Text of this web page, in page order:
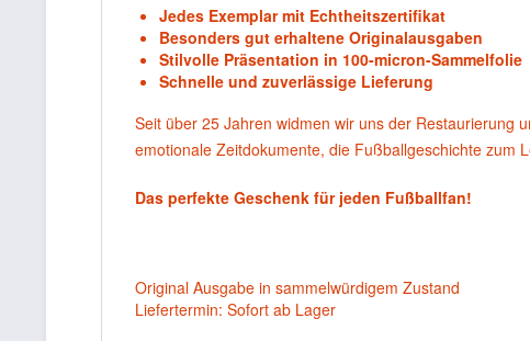
Jedes Exemplar mit Echtheitszertifikat
Besonders gut erhaltene Originalausgaben
Stilvolle Präsentation in 100-micron-Sammelfolie
Schnelle und zuverlässige Lieferung
Seit über 25 Jahren widmen wir uns der Restaurierung
emotionale Zeitdokumente, die Fußballgeschichte zum
Das perfekte Geschenk für jeden Fußballfan!
Original Ausgabe in sammelwürdigem Zustand
Liefertermin: Sofort ab Lager